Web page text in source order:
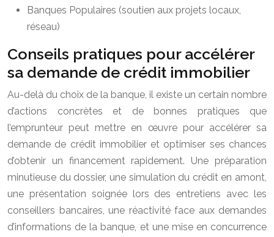
Banques Populaires (soutien aux projets locaux,
réseau)
Conseils pratiques pour accélérer
sa demande de crédit immobilier
Au-delà du choix de la banque, il existe un certain nombre
d’actions concrètes et de bonnes pratiques que
l’emprunteur peut mettre en œuvre pour accélérer sa
demande de crédit immobilier et optimiser ses chances
d’obtenir un financement rapidement. Une préparation
minutieuse du dossier, une simulation du crédit en amont,
une présentation soignée lors des entretiens avec les
conseillers bancaires, une réactivité face aux demandes
d’informations de la banque, et une mise en concurrence